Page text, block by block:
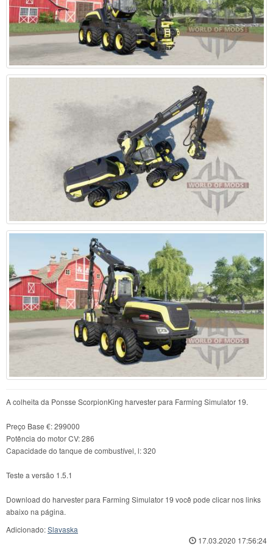
A colheita da Ponsse ScorpionKing harvester para Farming Simulator 19.
Preço Base €: 299000
Potência do motor CV: 286
Capacidade do tanque de combustível, l: 320
Teste a versão 1.5.1
Download do harvester para Farming Simulator 19 você pode clicar nos links
abaixo na página.
Adicionado:Slavaska
17.03.2020 17:56:24